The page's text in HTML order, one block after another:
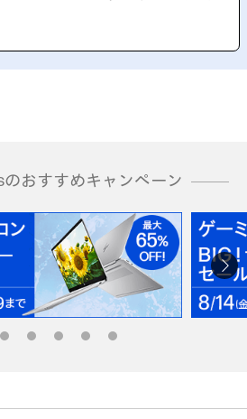
のおすすめキャンペーン